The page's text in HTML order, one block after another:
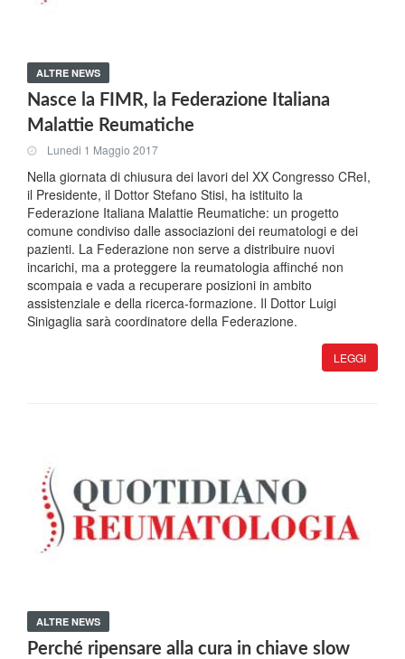
ALTRE NEWS
Nasce la FIMR, la Federazione Italiana
Malattie Reumatiche
Lunedi 1 Maggio 2017
Nella giornata di chiusura dei lavori del XX Congresso CReI,
il Presidente, il Dottor Stefano Stisi, ha istituito la
Federazione Italiana Malattie Reumatiche: un progetto
comune condiviso dalle associazioni dei reumatologi e dei
pazienti. La Federazione non serve a distribuire nuovi
incarichi, ma a proteggere la reumatologia affinché non
scompaia e vada a recuperare posizioni in ambito
assistenziale e della ricerca-formazione. Il Dottor Luigi
Sinigaglia sarà coordinatore della Federazione.
LEGGI
ALTRE NEWS
Perché ripensare alla cura in chiave slow